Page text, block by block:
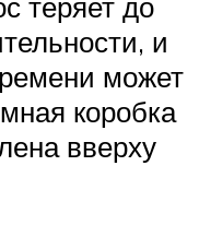
и
может
коробка
вверху